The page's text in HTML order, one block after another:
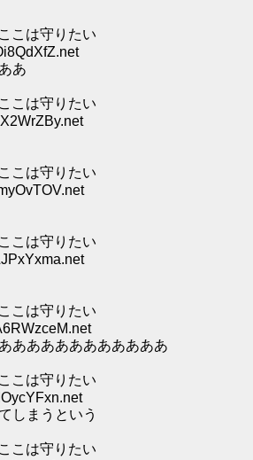
こは守りたい
あ
こは守りたい
こは守りたい
こは守りたい
こは守りたい
あああああああああああ
こは守りたい
しまうという
こは守りたい